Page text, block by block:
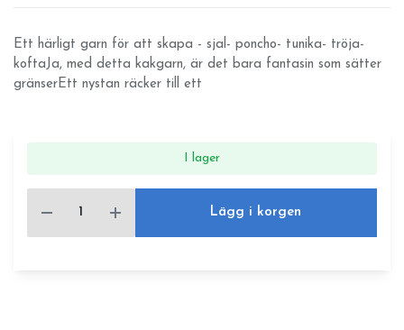
Ett härligt garn för att skapa - sjal- poncho- tunika- tröja-
koftaJa, med detta kakgarn, är det bara fantasin som sätter
gränserEtt nystan räcker till ett
I lager
Lägg i korgen